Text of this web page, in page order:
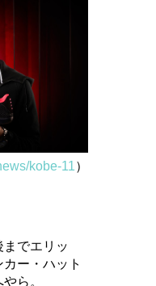
kobe-11）
でエリッ
ー・ハット
ら。